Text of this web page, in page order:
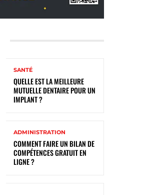
SANTÉ
QUELLE EST LA MEILLEURE
MUTUELLE DENTAIRE POUR UN
IMPLANT ?
ADMINISTRATION
COMMENT FAIRE UN BILAN DE
COMPÉTENCES GRATUIT EN
LIGNE ?